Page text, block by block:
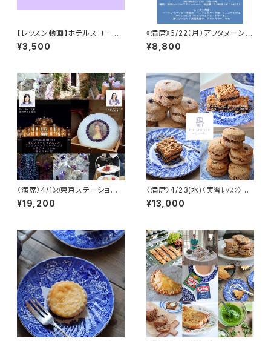
【レッスン動画】ホテルスコーン
（レシピ・資料付き）
¥3,500
《満席》6/22（月）アフタヌーンテ
ィーイベント@ベリーズティール
ーム
¥8,800
〈満席〉4/1㈫東京ステーション
ホテル 〈スミレ〉アフタヌーンテ
ィーイベント
¥19,200
〈満席〉4/23(水)〈実習ﾚｯｽﾝ〉英
国産スペルト全粒粉とデーツの
スコーンとお菓子
¥13,000